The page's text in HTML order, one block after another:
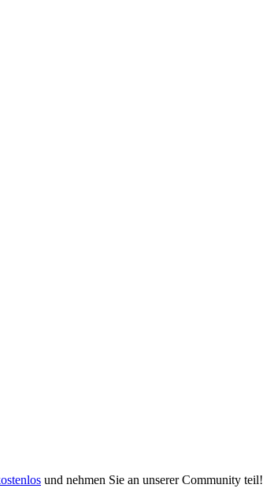
und nehmen Sie an unserer Community teil!